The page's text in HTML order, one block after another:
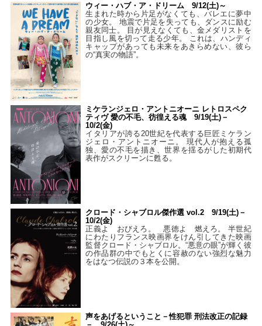
ウィー・ハブ・ア・ドリーム 9/12(土)～
生まれた時から片足がなくても、バレエに夢中
の少女。 地震で片足を失っても、ダンスに励む
親友同士。 目が見えなくても、金メダリストを
目指し風を切って走る少年。 これは、ハンディ
キャップがあっても未来をあきらめない、彼ら
の“真実の物語”。
ミケランジェロ・アントニオーニ レトロスペク
ティヴ 愛の不毛、彷徨える魂 9/19(土)－
10/2(金)
イタリアが誇る20世紀を代表する巨匠ミケラン
ジェロ・アントニオーニ。 現代人が抱える孤
独、愛の不毛を描き、世界を揺るがした初期代
表作がスクリーンに甦る。
クロード・シャブロル傑作選 vol.2 9/19(土)－
10/2(金)
正義よ おびえろ。 悪徳よ 燃えろ。 半世紀
にわたりフランス映画界をけん引してきた映画
監督クロード・シャブロル。“悪意の眼”が輝く彼
の作品群の中でもとくに容赦のない強烈な魅力
をはなつ伝説の３本を公開。
声をあげるということ－性犯罪 刑法改正の記録